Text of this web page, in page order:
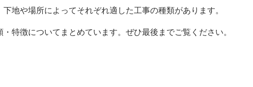
地や場所によってそれぞれ適した工事の種類があります。
特徴についてまとめています。ぜひ最後までご覧ください。